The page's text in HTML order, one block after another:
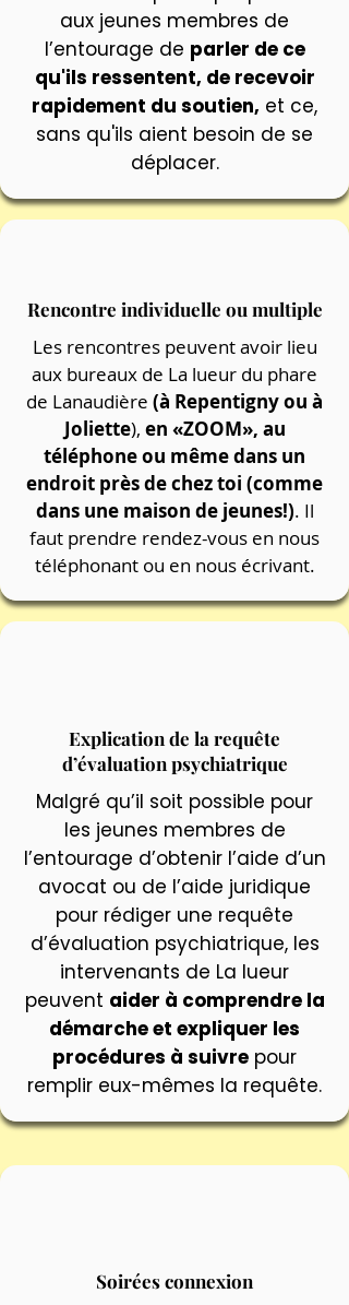
aux jeunes membres de
l’entourage de parler de ce
qu'ils ressentent, de recevoir
rapidement du soutien, et ce,
sans qu'ils aient besoin de se
déplacer.
Rencontre individuelle ou multiple
Les rencontres peuvent avoir lieu
aux bureaux de La lueur du phare
de Lanaudière (à Repentigny ou à
Joliette), en «ZOOM», au
téléphone ou même dans un
endroit près de chez toi (comme
dans une maison de jeunes!). Il
faut prendre rendez-vous en nous
téléphonant ou en nous écrivant.
Explication de la requête
d’évaluation psychiatrique
Malgré qu’il soit possible pour
les jeunes membres de
l’entourage d’obtenir l’aide d’un
avocat ou de l’aide juridique
pour rédiger une requête
d’évaluation psychiatrique, les
intervenants de La lueur
peuvent aider à comprendre la
démarche et expliquer les
procédures à suivre pour
remplir eux-mêmes la requête.
Soirées connexion